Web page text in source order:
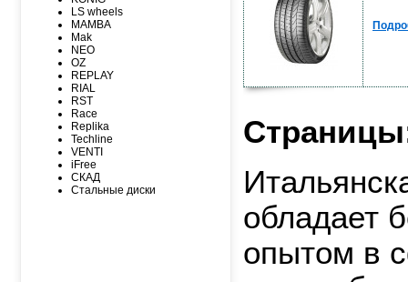
ONYX
PACE
PIRELLI
PIRELLI Formula
ROADCRUZA
ROADKING
ROADMARCH
ROADSTONE
ROTALLA
SAILUN
SATOYA
SONIX
SUNFULL
TIGAR
TORERO
TORQUE
LS wheels
MAMBA
Mak
NEO
OZ
REPLAY
RIAL
RST
Race
Replika
Techline
VENTI
iFree
СКАД
Стальные диски
обладает
опытом в